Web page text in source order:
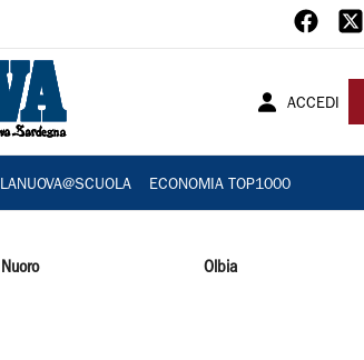
ACCEDI
LANUOVA@SCUOLA ECONOMIA TOP1000
Nuoro Olbia